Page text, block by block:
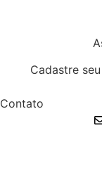
Cadastre
Contato